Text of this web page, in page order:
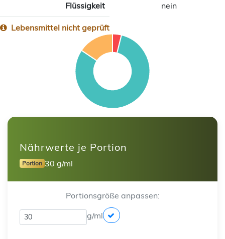
Flüssigkeit
nein
Lebensmittel nicht geprüft
Nährwerte je Portion
Portion 30 g/ml
Portionsgröße anpassen:
g/ml